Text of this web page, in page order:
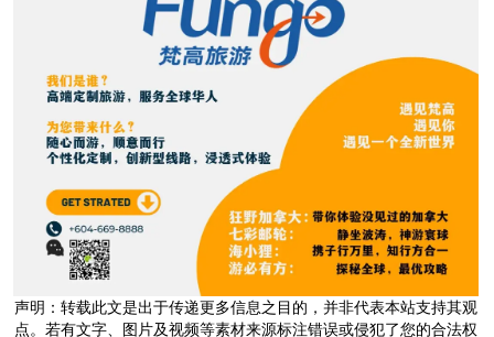
声明：转载此文是出于传递更多信息之目的，并非代表本站支持其观
点。若有文字、图片及视频等素材来源标注错误或侵犯了您的合法权